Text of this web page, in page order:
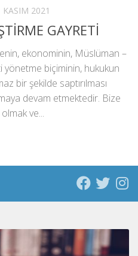
KASIM 2021
GAYRETİ
ekonominin, Müslüman –
yönetme biçiminin, hukukun
bir şekilde saptırılması
devam etmektedir. Bize
ve...